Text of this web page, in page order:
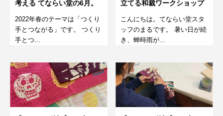
考える てならい堂の6月。
2022年春のテーマは「つくり
手とつながる」です。 つくり
手とつ...
立てる和裁ワークショップ
こんにちは。てならい堂スタ
ッフのまるです。 暑い日が続
き、蝉時雨が...